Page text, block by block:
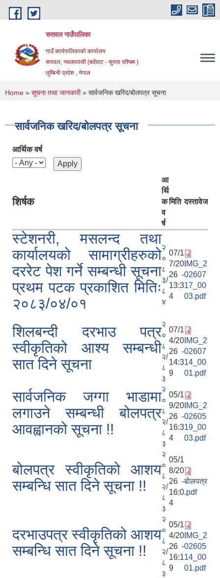
Skip to main content
सरावल गाउँपालिका
गाउँ कार्यपालिकाको कार्यालय
सरावल, नवलपरासी (बर्दघाट - सुस्ता पश्चिम )
लुम्बिनी प्रदेश , नेपाल
You are here
Home » सूचना तथा जानकारी» सार्वजनिक खरिद/बोलपत्र सूचना
सार्वजनिक खरिद/बोलपत्र सूचना
आर्थिक वर्ष
शिर्षक
आ
र्थि
क
व
र्ष
मिति दस्तावेज
स्टेशनरी, मसलन्द तथा
कार्यालयको सामाग्रीहरुको
दररेट पेश गर्ने सम्बन्धी सूचना
प्रथम पटक प्रकाशित मितिः
२०८३/०४/०१
२
०
८
३/
८
४
07/1
7/20
26 -
13:3
4
IMG_2
02607
17_00
03.pdf
शिलबन्दी दरभाउ पत्र
स्वीकृतिको आश्य सम्बन्धी
सात दिने सूचना
२
०
८
२/
८
३
07/1
4/20
26 -
14:3
9
IMG_2
02607
14_00
01.pdf
सार्वजनिक जग्गा भाडामा
लगाउने सम्बन्धी बोलपत्र
आवह्वानको सूचना !!
२
०
८
२/
८
३
05/1
9/20
26 -
16:3
4
IMG_2
02605
19_00
03.pdf
बोलपत्र स्वीकृतिको आशय
सम्बन्धि सात दिने सूचना !!
२
०
८
२/
८
३
05/1
8/20
26 -
16:0
4
बोलपत्र
.pdf
दरभाउपत्र स्वीकृतिको आशय
सम्बन्धि सात दिने सूचना !!
२
०
८
२/
८
३
05/1
4/20
26 -
16:1
9
IMG_2
02605
14_00
01.pdf